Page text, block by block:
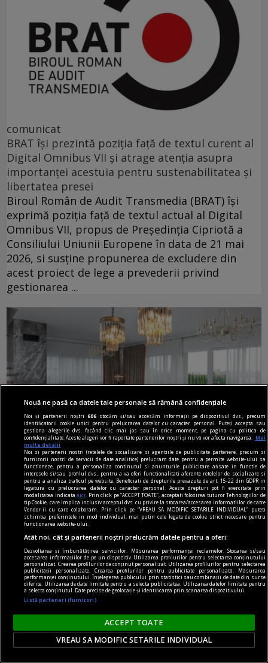
comunicat
BRAT își prezintă poziția față de textul curent al
Digital Omnibus VII și atrage atenția asupra
importanței acestuia pentru sustenabilitatea și
libertatea presei
Biroul Român de Audit Transmedia (BRAT) își
exprimă poziția față de textul actual al Digital
Omnibus VII, propus de Președinția Cipriotă a
Consiliului Uniunii Europene în data de 21 mai
2026, si susține propunerea de excludere din
acest proiect de lege a prevederii privind
gestionarea ...
confort
Produse esențiale pentru confortul casei tale
Confortul unei locuințe nu este dat doar de
dimensiunea spațiului sau de aspectul
mobilierului, ci de modul în care toate
elementele funcționează împreună pentru a crea
o atmosferă echilibrată.
Nouă ne pasă ca datele tale personale să rămână confidențiale
Noi și partenerii noștri606 stocăm și/sau accesăm informații pe dispozitivul dvs., precum
identificatorii cookie unici pentru prelucrarea datelor cu caracter personal. Puteți accepta sau
gestiona alegerile dvs. făcând clic mai jos sau în orice moment, pe pagina cu politica de
confidențialitate. Aceste alegeri vor fi raportate partenerilor noștri și nu vă vor afecta navigarea.
Mai
multe detalii
Noi si partenerii nostri (retelele de socializare si agentiile de publicitate partenere, precum si
furnizorii nostri de servicii de date analitice) prelucram date pentru a permite website-ului sa
functioneze, pentru a personaliza continutul si anunturile publicitare afisate in functie de
interesele si/sau profilul dvs., pentru a va oferi functionalitati aferente retelelor de socializare si
pentru a analiza traficul pe website. Beneficiati de drepturile prevazute de art. 15-22 din GDPR in
legatura cu prelucrarea datelor cu caracter personal. Aceste drepturi pot fi exercitate prin
modalitatea indicataaici
. Prin click pe “ACCEPT TOATE”, acceptati folosirea tuturor Tehnologiilor de
tip Cookie, care implica inclusiv acceptul dvs. cu privire la stocarea/accesarea informatiilor de catre
Vendor-ii cu care colaboram. Prin click pe “VREAU SA MODIFIC SETARILE INDIVIDUAL” puteti
schimba preferintele in mod individual, mai putin cele legate de cookie strict necesare pentru
functionarea website-ului.
Atât noi, cât și partenerii noștri prelucrăm datele pentru a oferi:
Dezvoltarea și îmbunătățirea serviciilor. Măsurarea performanței reclamelor. Stocarea și/sau
accesarea informațiilor de pe un dispozitiv. Utilizarea profilurilor pentru selectarea conținutului
personalizat. Crearea profilurilor de conținut personalizat. Utilizarea profilurilor pentru selectarea
publicității personalizate. Crearea profilurilor pentru publicitate personalizată. Măsurarea
performanței conținutului. Înțelegerea publicului prin statistici sau combinații de date din surse
diferite. Utilizarea de date limitate pentru a selecta publicitatea. Utilizarea datelor limitate pentru
a selecta conținutul. Date precise de geolocație și identificarea prin scanarea dispozitivului.
Listă parteneri (furnizori)
ACCEPT TOATE
VREAU SA MODIFIC SETARILE INDIVIDUAL